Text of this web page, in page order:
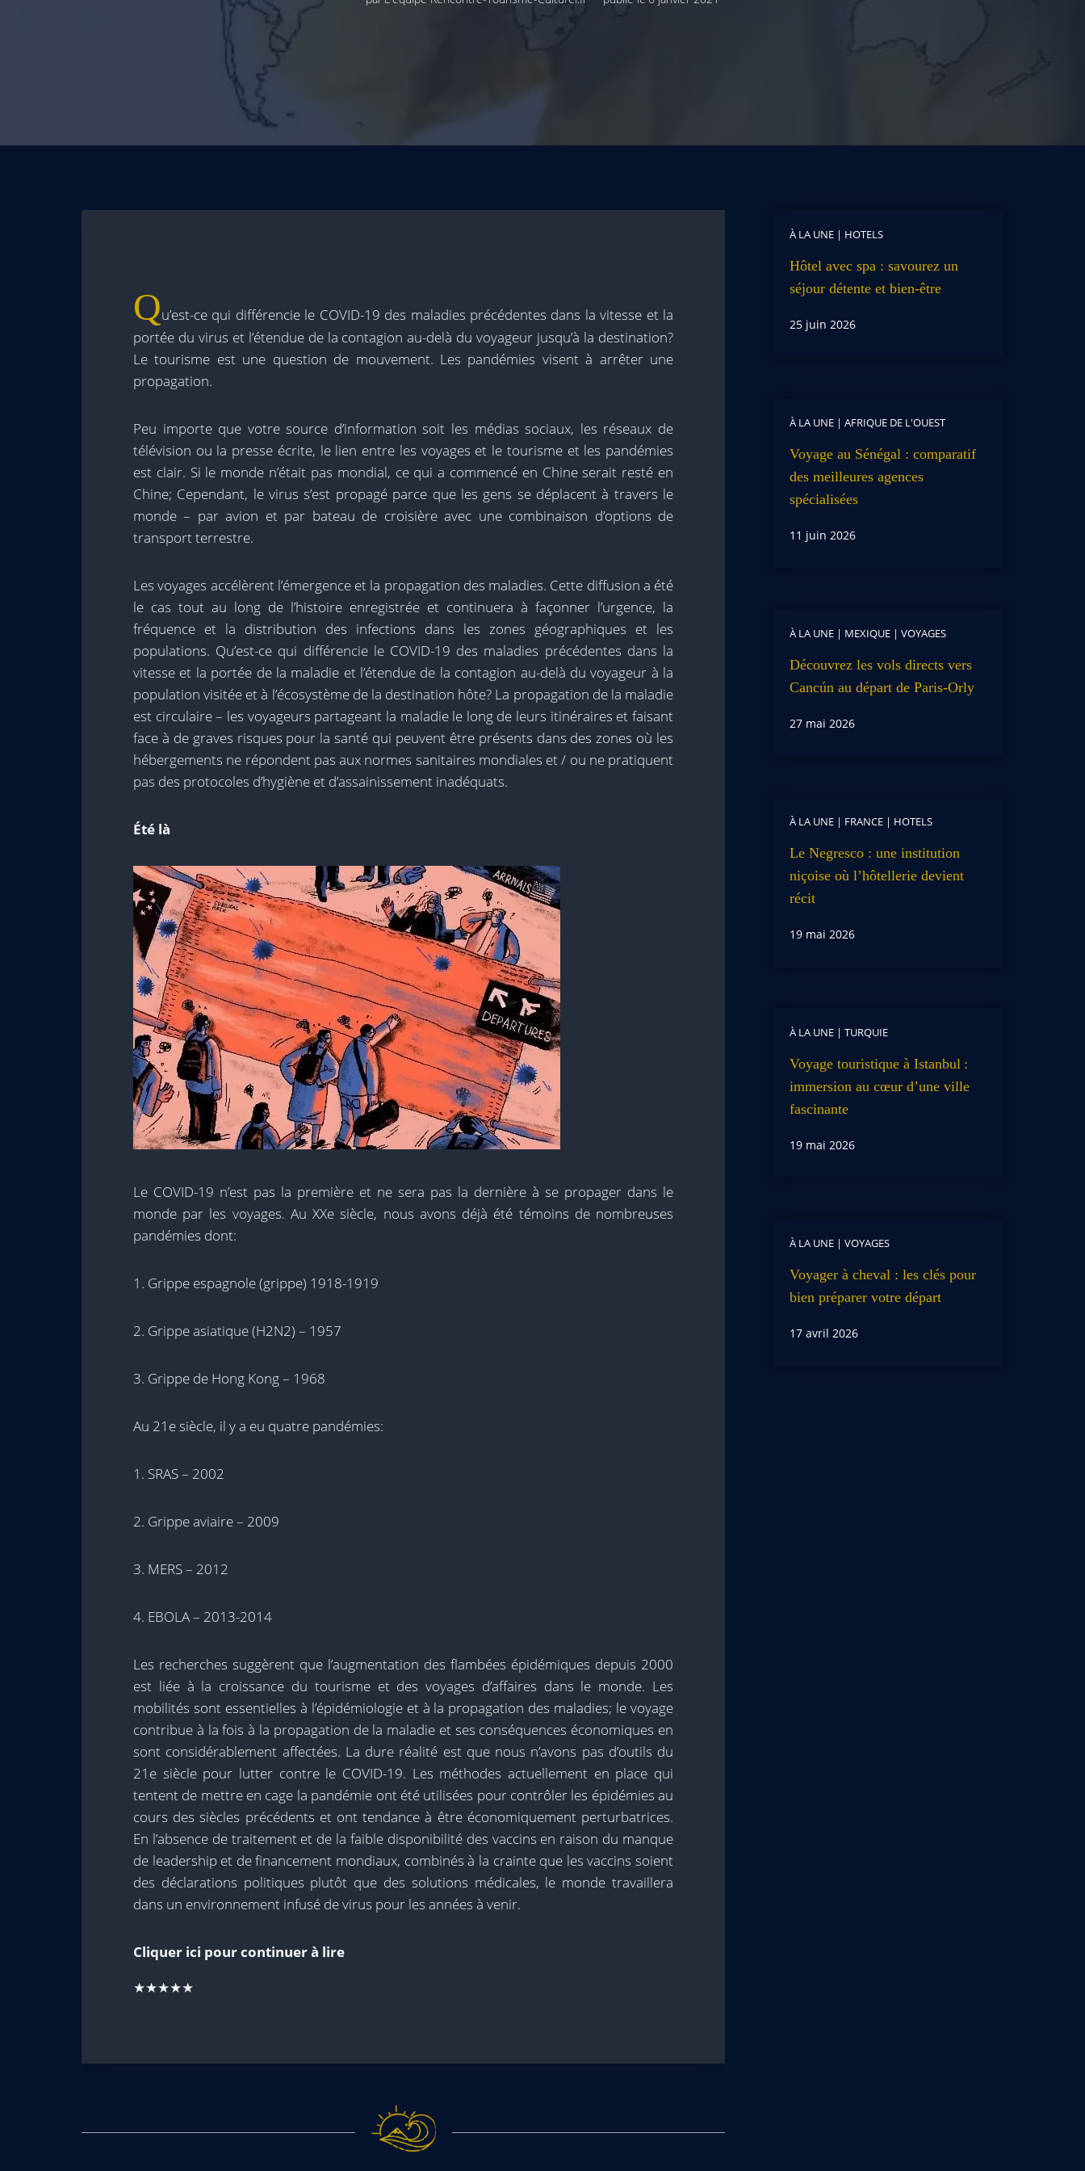
Qu’est-ce qui différencie le COVID-19 des maladies précédentes dans la vitesse et la
portée du virus et l’étendue de la contagion au-delà du voyageur jusqu’à la destination?
Le tourisme est une question de mouvement. Les pandémies visent à arrêter une
propagation.
Peu importe que votre source d’information soit les médias sociaux, les réseaux de
télévision ou la presse écrite, le lien entre les voyages et le tourisme et les pandémies
est clair. Si le monde n’était pas mondial, ce qui a commencé en Chine serait resté en
Chine; Cependant, le virus s’est propagé parce que les gens se déplacent à travers le
monde – par avion et par bateau de croisière avec une combinaison d’options de
transport terrestre.
Les voyages accélèrent l’émergence et la propagation des maladies. Cette diffusion a été
le cas tout au long de l’histoire enregistrée et continuera à façonner l’urgence, la
fréquence et la distribution des infections dans les zones géographiques et les
populations. Qu’est-ce qui différencie le COVID-19 des maladies précédentes dans la
vitesse et la portée de la maladie et l’étendue de la contagion au-delà du voyageur à la
population visitée et à l’écosystème de la destination hôte? La propagation de la maladie
est circulaire – les voyageurs partageant la maladie le long de leurs itinéraires et faisant
face à de graves risques pour la santé qui peuvent être présents dans des zones où les
hébergements ne répondent pas aux normes sanitaires mondiales et / ou ne pratiquent
pas des protocoles d’hygiène et d’assainissement inadéquats.
Été là
Le COVID-19 n’est pas la première et ne sera pas la dernière à se propager dans le
monde par les voyages. Au XXe siècle, nous avons déjà été témoins de nombreuses
pandémies dont:
1. Grippe espagnole (grippe) 1918-1919
2. Grippe asiatique (H2N2) – 1957
3. Grippe de Hong Kong – 1968
Au 21e siècle, il y a eu quatre pandémies:
1. SRAS – 2002
2. Grippe aviaire – 2009
3. MERS – 2012
4. EBOLA – 2013-2014
Les recherches suggèrent que l’augmentation des flambées épidémiques depuis 2000
est liée à la croissance du tourisme et des voyages d’affaires dans le monde. Les
mobilités sont essentielles à l’épidémiologie et à la propagation des maladies; le voyage
contribue à la fois à la propagation de la maladie et ses conséquences économiques en
sont considérablement affectées. La dure réalité est que nous n’avons pas d’outils du
21e siècle pour lutter contre le COVID-19. Les méthodes actuellement en place qui
tentent de mettre en cage la pandémie ont été utilisées pour contrôler les épidémies au
cours des siècles précédents et ont tendance à être économiquement perturbatrices.
En l’absence de traitement et de la faible disponibilité des vaccins en raison du manque
de leadership et de financement mondiaux, combinés à la crainte que les vaccins soient
des déclarations politiques plutôt que des solutions médicales, le monde travaillera
dans un environnement infusé de virus pour les années à venir.
Cliquer ici pour continuer à lire
★★★★★
À LA UNE| HOTELS
Hôtel avec spa : savourez un
séjour détente et bien-être
25 juin 2026
À LA UNE| AFRIQUE DE L'OUEST
Voyage au Sénégal : comparatif
des meilleures agences
spécialisées
11 juin 2026
À LA UNE| MEXIQUE| VOYAGES
Découvrez les vols directs vers
Cancún au départ de Paris-Orly
27 mai 2026
À LA UNE| FRANCE| HOTELS
Le Negresco : une institution
niçoise où l’hôtellerie devient
récit
19 mai 2026
À LA UNE| TURQUIE
Voyage touristique à Istanbul :
immersion au cœur d’une ville
fascinante
19 mai 2026
À LA UNE| VOYAGES
Voyager à cheval : les clés pour
bien préparer votre départ
17 avril 2026